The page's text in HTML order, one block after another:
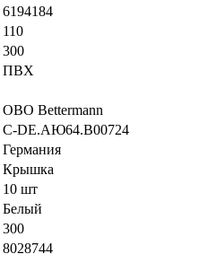
6194184
110
300
ПВХ
OBO Bettermann
C-DE.АЮ64.B00724
Германия
Крышка
10 шт
Белый
300
8028744